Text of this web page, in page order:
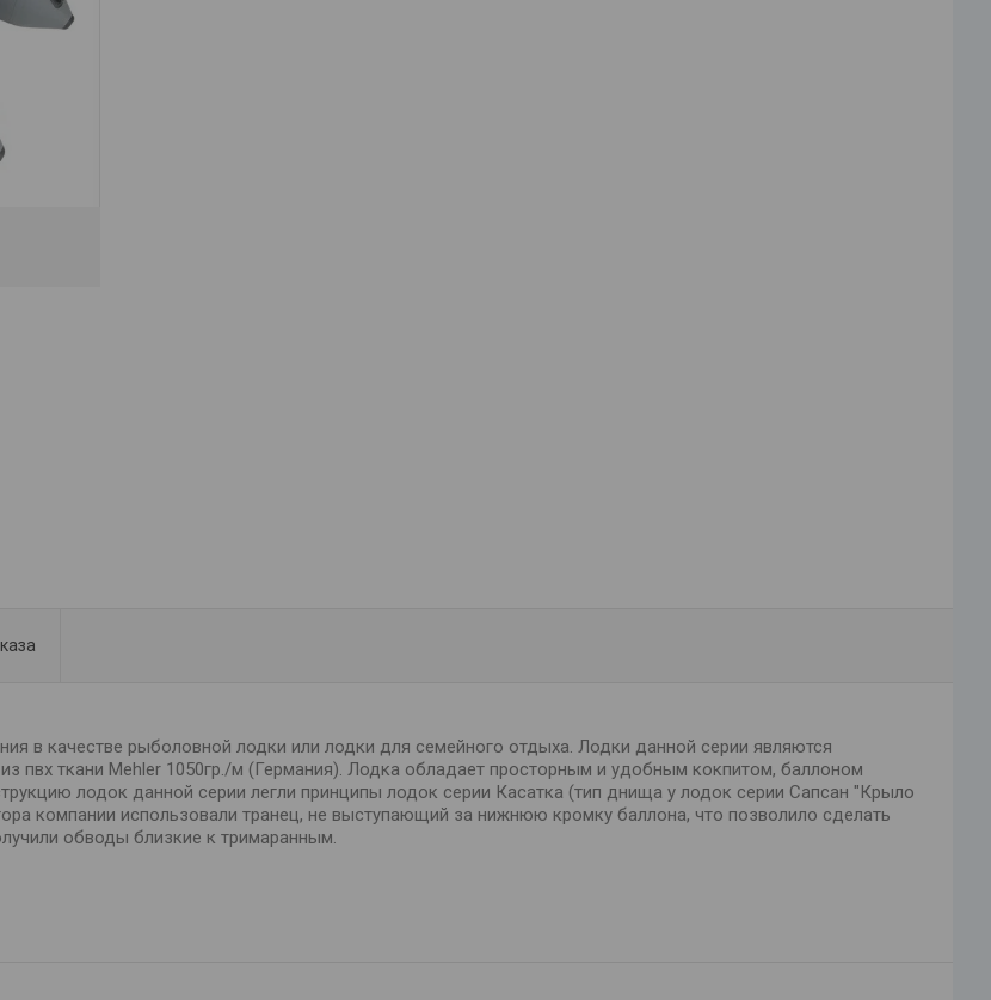
в качестве рыболовной лодки или лодки для семейного отдыха. Лодки данной серии являются
пвх ткани Mehler 1050гр./м (Германия). Лодка обладает просторным и удобным кокпитом, баллоном
лодок данной серии легли принципы лодок серии Касатка (тип днища у лодок серии Сапсан "Крыло
компании использовали транец, не выступающий за нижнюю кромку баллона, что позволило сделать
обводы близкие к тримаранным.